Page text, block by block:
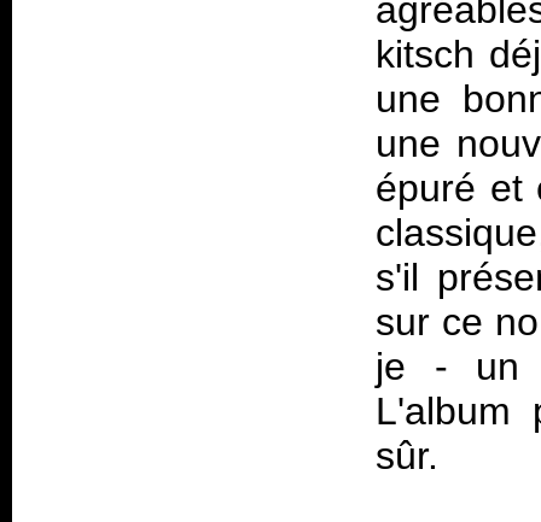
kitsch
une
une
épuré et
s'il
sur ce
je - un
L'album
sûr.